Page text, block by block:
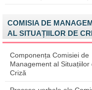
COMISIA DE
AL SITUAȚIILOR DE
Componența Comisiei de
Management al Situațiilor
Criză